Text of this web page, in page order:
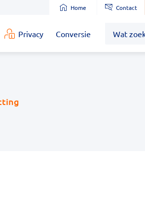
Home Contact
Privacy Conversie